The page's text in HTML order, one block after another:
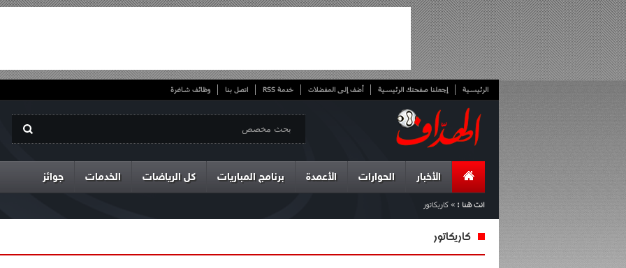
الرئيسية إجعلنا صفحتك الرئيسية أضف إلى المفضلات خدمة RSS اتصل بنا وظائف شاغرة
الأخبار الحوارات الأعمدة برنامج المباريات كل الرياضات الخدمات جوائز
انت هنا : » كاريكاتور
كاريكاتور